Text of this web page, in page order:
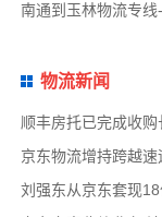
南通到玉林物流专
物流新闻